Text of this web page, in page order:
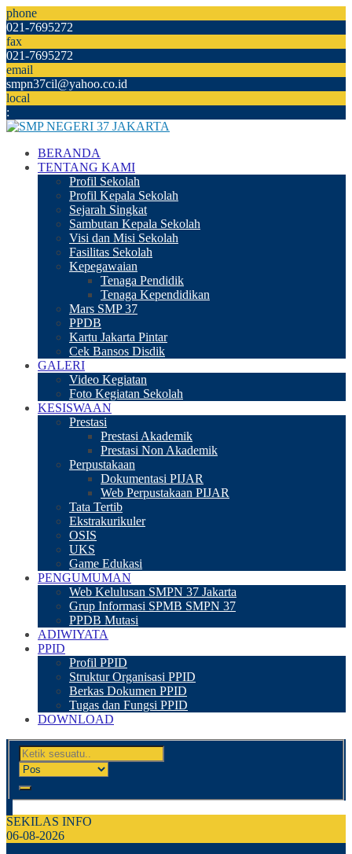
phone
021-7695272
fax
021-7695272
email
smpn37cil@yahoo.co.id
local
:
BERANDA
TENTANG KAMI
Profil Sekolah
Profil Kepala Sekolah
Sejarah Singkat
Sambutan Kepala Sekolah
Visi dan Misi Sekolah
Fasilitas Sekolah
Kepegawaian
Tenaga Pendidik
Tenaga Kependidikan
Mars SMP 37
PPDB
Kartu Jakarta Pintar
Cek Bansos Disdik
GALERI
Video Kegiatan
Foto Kegiatan Sekolah
KESISWAAN
Prestasi
Prestasi Akademik
Prestasi Non Akademik
Perpustakaan
Dokumentasi PIJAR
Web Perpustakaan PIJAR
Tata Tertib
Ekstrakurikuler
OSIS
UKS
Game Edukasi
PENGUMUMAN
Web Kelulusan SMPN 37 Jakarta
Grup Informasi SPMB SMPN 37
PPDB Mutasi
ADIWIYATA
PPID
Profil PPID
Struktur Organisasi PPID
Berkas Dokumen PPID
Tugas dan Fungsi PPID
DOWNLOAD
SEKILAS INFO
06-08-2026